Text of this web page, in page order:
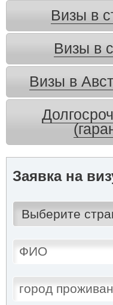
Визы в
Визы в
Визы в
Заявка на